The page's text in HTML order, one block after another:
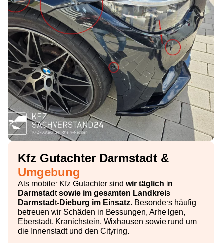
Kfz Gutachter Darmstadt &
Umgebung
Als mobiler Kfz Gutachter sind wir täglich in
Darmstadt sowie im gesamten Landkreis
Darmstadt-Dieburg im Einsatz. Besonders häufig
betreuen wir Schäden in Bessungen, Arheilgen,
Eberstadt, Kranichstein, Wixhausen sowie rund um
die Innenstadt und den Cityring.